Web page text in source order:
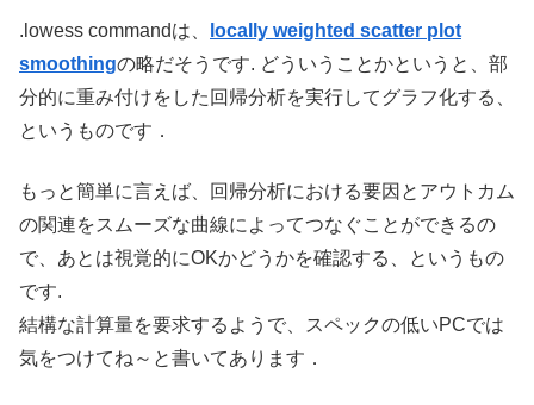
.lowess commandは、
locally weighted scatter plot
smoothingの略だそうです. どういうことかというと、部
分的に重み付けをした回帰分析を実行してグラフ化する、
というものです．
もっと簡単に言えば、回帰分析における要因とアウトカム
の関連をスムーズな曲線によってつなぐことができるの
で、あとは視覚的にOKかどうかを確認する、というもの
です.
結構な計算量を要求するようで、スペックの低いPCでは
気をつけてね～と書いてあります．